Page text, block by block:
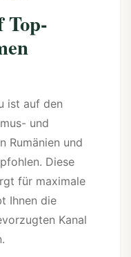
Top-
ist auf den
und
Rumänien und
Diese
für maximale
Ihnen die
Kanal